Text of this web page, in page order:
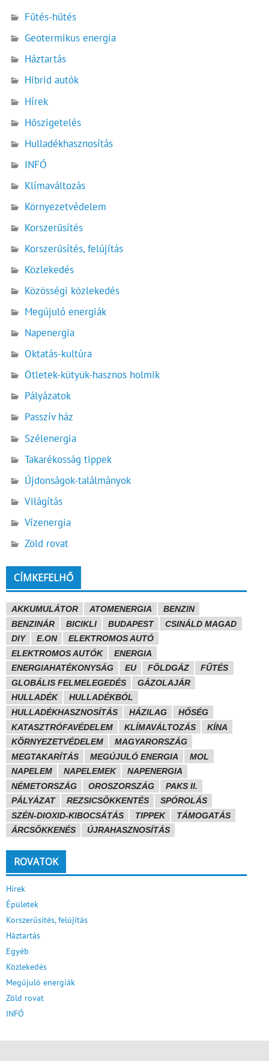
Fűtés-hűtés
Geotermikus energia
Háztartás
Hibrid autók
Hírek
Hőszigetelés
Hulladékhasznosítás
INFÓ
Klímaváltozás
Környezetvédelem
Korszerűsítés
Korszerűsítés, felújítás
Közlekedés
Közösségi közlekedés
Megújuló energiák
Napenergia
Oktatás-kultúra
Ötletek-kütyük-hasznos holmik
Pályázatok
Passzív ház
Szélenergia
Takarékosság tippek
Újdonságok-találmányok
Világítás
Vízenergia
Zöld rovat
CÍMKEFELHŐ
AKKUMULÁTOR ATOMENERGIA
BENZIN
BENZINÁR
BICIKLI BUDAPEST
CSINÁLD MAGAD
DIY
E.ON
ELEKTROMOS AUTÓ
ELEKTROMOS AUTÓK
ENERGIA
ENERGIAHATÉKONYSÁG
EU FÖLDGÁZ
FŰTÉS
GLOBÁLIS FELMELEGEDÉS
GÁZOLAJÁR
HULLADÉK
HULLADÉKBÓL
HULLADÉKHASZNOSÍTÁS
HÁZILAG
HŐSÉG
KATASZTRÓFAVÉDELEM
KLÍMAVÁLTOZÁS
KÍNA
KÖRNYEZETVÉDELEM
MAGYARORSZÁG
MEGTAKARÍTÁS
MEGÚJULÓ ENERGIA
MOL
NAPELEM
NAPELEMEK
NAPENERGIA
NÉMETORSZÁG
OROSZORSZÁG
PAKS II.
PÁLYÁZAT
REZSICSÖKKENTÉS
SPÓROLÁS
SZÉN-DIOXID-KIBOCSÁTÁS
TIPPEK
TÁMOGATÁS
ÁRCSÖKKENÉS
ÚJRAHASZNOSÍTÁS
ROVATOK
Hírek
Épületek
Korszerűsítés, felújítás
Háztartás
Egyéb
Közlekedés
Megújuló energiák
Zöld rovat
INFÓ